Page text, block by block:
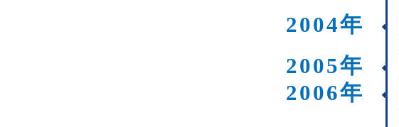
2004年
2005年
2006年